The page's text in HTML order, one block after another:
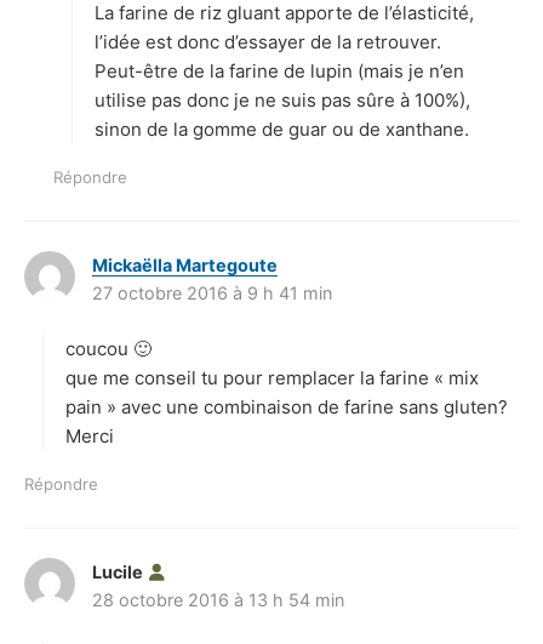
La farine de riz gluant apporte de l’élasticité,
l’idée est donc d’essayer de la retrouver.
Peut-être de la farine de lupin (mais je n’en
utilise pas donc je ne suis pas sûre à 100%),
sinon de la gomme de guar ou de xanthane.
Répondre
Mickaëlla Martegoute
i
:
27 octobre 2016 à 9 h 41 min
coucou 🙂
que me conseil tu pour remplacer la farine « mix
pain » avec une combinaison de farine sans gluten?
Merci
Répondre
Lucile
i
28 octobre 2016 à 13 h 54 min